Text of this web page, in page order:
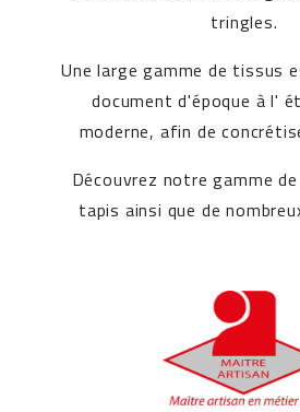
tringles.
Une large gamme de tissus
document d'époque à l'
moderne, afin de
Découvrez notre gamme
tapis ainsi que de